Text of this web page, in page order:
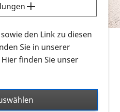
bzw. herunterladen
dieErklärvideos zum
PRO RETINA-Website
Menschen an.
sämtliches Infomaterial
um ausschließlich
Audios oder Videos zu
den Link zu diesen
Sie in unserer
Hier finden Sie unser